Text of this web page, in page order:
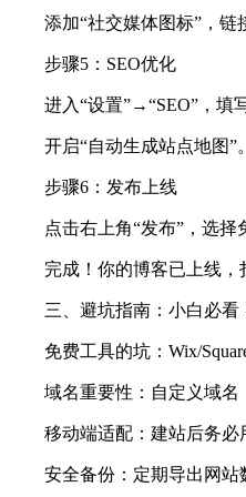
添加“社交媒体图标”，链
步骤5：SEO优化
进入“设置”→“SEO”，填
开启“自动生成站点地图”。
步骤6：发布上线
点击右上角“发布”，选择
完成！你的博客已上线
三、避坑指南：小白必看
免费工具的坑：Wix/
域名重要性：自定义域名
移动端适配：建站后务必
安全备份：定期导出网站